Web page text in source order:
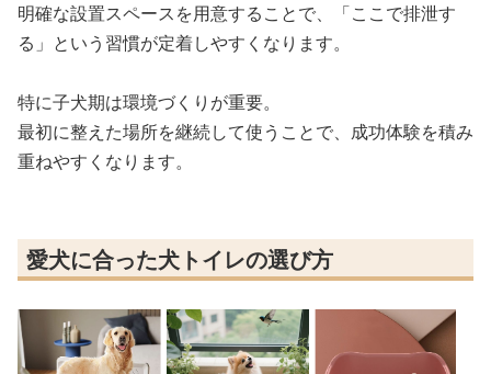
明確な設置スペースを用意することで、「ここで排泄す
る」という習慣が定着しやすくなります。
特に子犬期は環境づくりが重要。
最初に整えた場所を継続して使うことで、成功体験を積み
重ねやすくなります。
愛犬に合った犬トイレの選び方